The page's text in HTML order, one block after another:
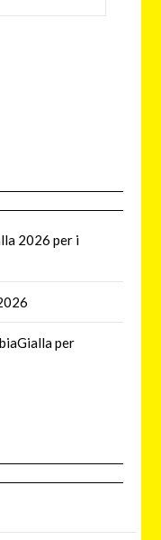
2026 per i
per